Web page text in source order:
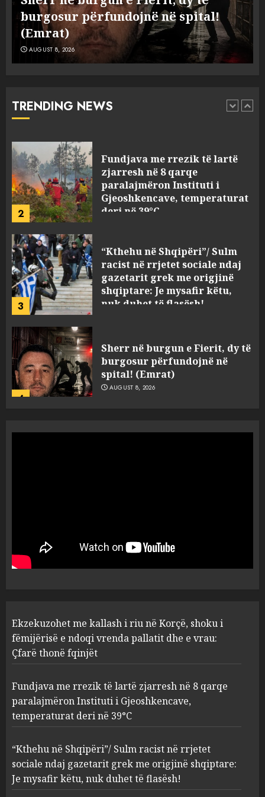
38-vjeçar/ Kapet në flagrancë autori
i dyshuar në Kavajë! (Emrat)
AUGUST 8, 2026
TRENDING NEWS
5 AUGUST 8, 2026
1
Ekzekuzohet me kallash i riu
AUGUST 8, 2026
2
zjarresh në 8 qarqe
paralajmëron Instituti i
Gjeoshkencave, temperaturat
deri në 39°C
AUGUST 8, 2026
3
racist në rrjetet sociale ndaj
gazetarit grek me origjinë
shqiptare: Je mysafir këtu,
nuk duhet të flasësh!
AUGUST 8, 2026
4
burgosur përfundojnë në
spital! (Emrat)
AUGUST 8, 2026
1
ndoqi vrenda pallatit dhe e
vrau: Çfarë thonë fqinjët
AUGUST 8, 2026
2
zjarresh në 8 qarqe
paralajmëron Instituti i
deri në 39°C
“Kthehu në Shqipëri”/ Sulm
racist në rrjetet sociale ndaj
gazetarit grek me origjinë
shqiptare: Je mysafir këtu,
nuk duhet të flasësh!
AUGUST 8, 2026
Ekzekuzohet me kallash i riu në Korçë, shoku i
fëmijërisë e ndoqi vrenda pallatit dhe e vrau:
Çfarë thonë fqinjët
Fundjava me rrezik të lartë zjarresh në 8 qarqe
paralajmëron Instituti i Gjeoshkencave,
temperaturat deri në 39°C
“Kthehu në Shqipëri”/ Sulm racist në rrjetet
sociale ndaj gazetarit grek me origjinë shqiptare:
Je mysafir këtu, nuk duhet të flasësh!